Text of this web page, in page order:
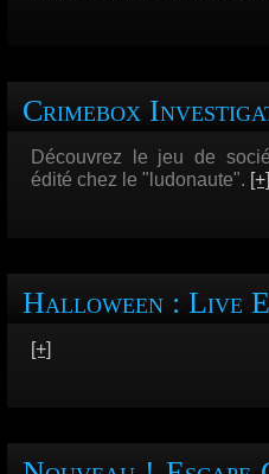
Crimebox
Découvrez le jeu de
édité chez le "ludonaute". [+]
Halloween : Live
[+]